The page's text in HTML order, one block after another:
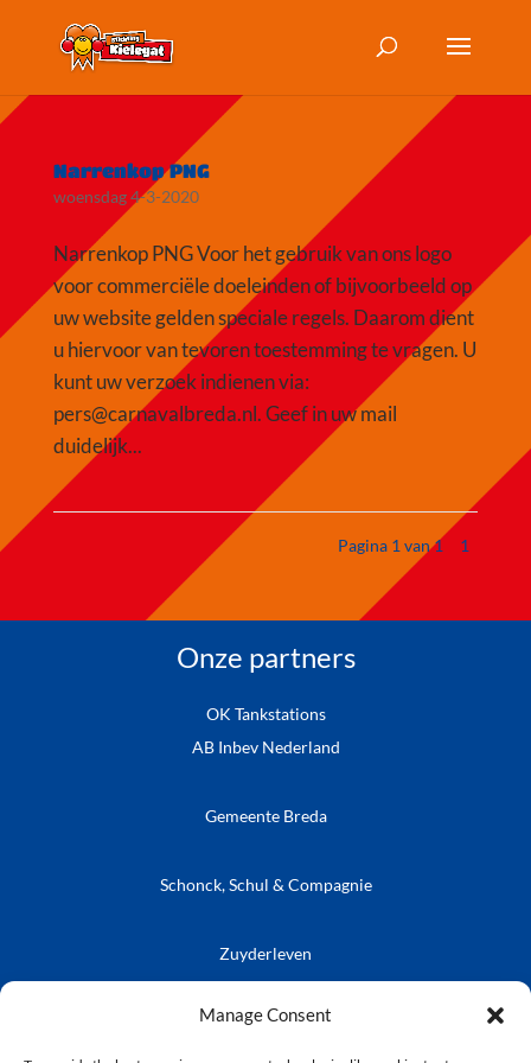
Manage Consent
Narrenkop PNG
woensdag 4-3-2020
Narrenkop PNG Voor het gebruik van ons logo
voor commerciële doeleinden of bijvoorbeeld op
uw website gelden speciale regels. Daarom dient
u hiervoor van tevoren toestemming te vragen. U
kunt uw verzoek indienen via:
pers@carnavalbreda.nl. Geef in uw mail
duidelijk...
Pagina 1 van 1 1
Onze partners
OK Tankstations
AB Inbev Nederland
Gemeente Breda
Schonck, Schul & Compagnie
Zuyderleven
Vrienden van de Prins
Kielegatse Leutpenning